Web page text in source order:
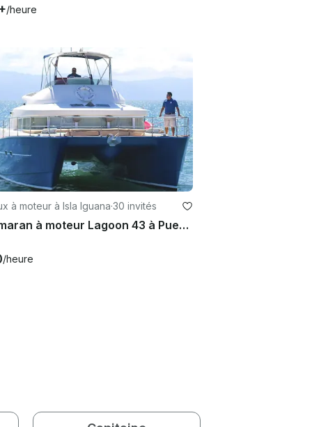
/heure
à moteur à Isla Iguana·30 invités
Catamaran à moteur Lagoon 43 à Puerto Vallarta
/heure